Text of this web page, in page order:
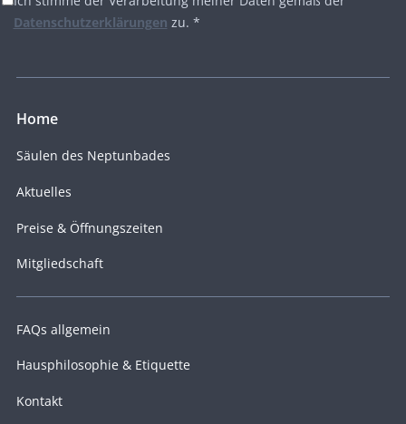
Datenschutzerklärungen zu. *
Home
Säulen des Neptunbades
Aktuelles
Preise & Öffnungszeiten
Mitgliedschaft
FAQs allgemein
Hausphilosophie & Etiquette
Kontakt